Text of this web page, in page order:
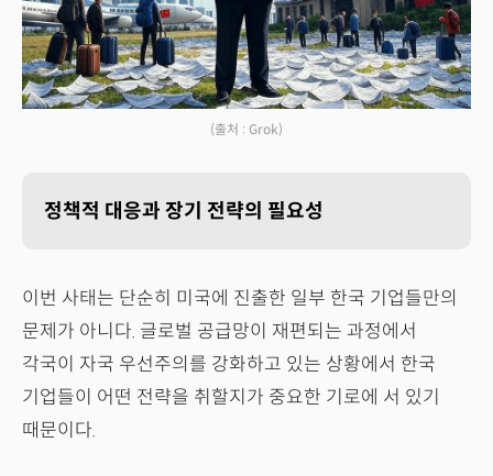
(출처 : Grok)
정책적 대응과 장기 전략의 필요성
이번 사태는 단순히 미국에 진출한 일부 한국 기업들만의
문제가 아니다. 글로벌 공급망이 재편되는 과정에서
각국이 자국 우선주의를 강화하고 있는 상황에서 한국
기업들이 어떤 전략을 취할지가 중요한 기로에 서 있기
때문이다.